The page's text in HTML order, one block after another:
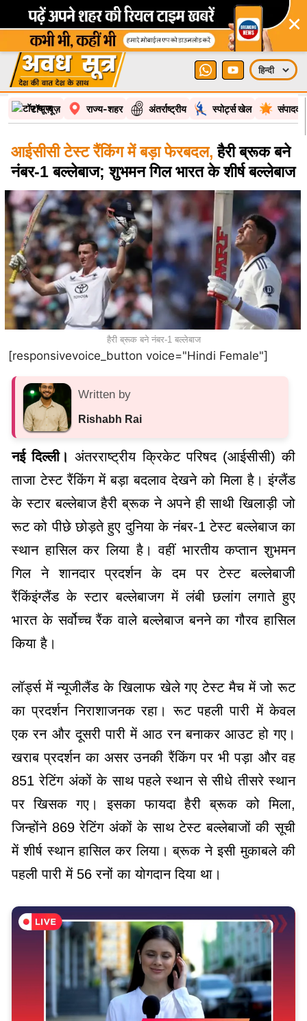
×
टॉप न्यूज़ राज्य-शहर अंतर्राष्ट्रीय स्पोर्ट्स खेल
आईसीसी टेस्ट रैंकिंग में बड़ा फेरबदल, हैरी ब्रूक बने
नंबर-1 बल्लेबाज; शुभमन गिल भारत के शीर्ष बल्लेबाज
हैरी ब्रूक बने नंबर-1 बल्लेबाज
[responsivevoice_button voice="Hindi Female"]
Written by
Rishabh Rai
नई दिल्ली। अंतरराष्ट्रीय क्रिकेट परिषद (आईसीसी) की
ताजा टेस्ट रैंकिंग में बड़ा बदलाव देखने को मिला है। इंग्लैंड
के स्टार बल्लेबाज हैरी ब्रूक ने अपने ही साथी खिलाड़ी जो
रूट को पीछे छोड़ते हुए दुनिया के नंबर-1 टेस्ट बल्लेबाज का
स्थान हासिल कर लिया है। वहीं भारतीय कप्तान शुभमन
गिल ने शानदार प्रदर्शन के दम पर टेस्ट बल्लेबाजी
रैंकिंइंग्लैंड के स्टार बल्लेबाजग में लंबी छलांग लगाते हुए
भारत के सर्वोच्च रैंक वाले बल्लेबाज बनने का गौरव हासिल
किया है।
लॉर्ड्स में न्यूजीलैंड के खिलाफ खेले गए टेस्ट मैच में जो रूट
का प्रदर्शन निराशाजनक रहा। रूट पहली पारी में केवल
एक रन और दूसरी पारी में आठ रन बनाकर आउट हो गए।
खराब प्रदर्शन का असर उनकी रैंकिंग पर भी पड़ा और वह
851 रेटिंग अंकों के साथ पहले स्थान से सीधे तीसरे स्थान
पर खिसक गए। इसका फायदा हैरी ब्रूक को मिला,
जिन्होंने 869 रेटिंग अंकों के साथ टेस्ट बल्लेबाजों की सूची
में शीर्ष स्थान हासिल कर लिया। ब्रूक ने इसी मुकाबले की
पहली पारी में 56 रनों का योगदान दिया था।